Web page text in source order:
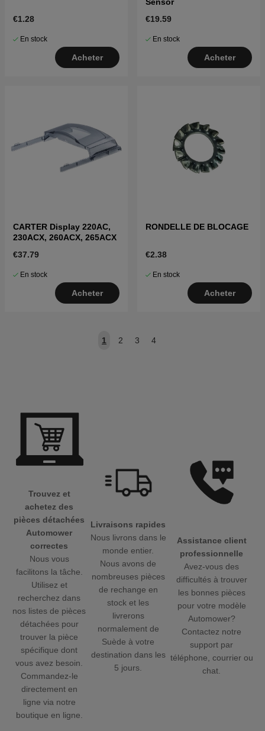
€1.28
En stock
Acheter
Sensor
€19.59
En stock
Acheter
CARTER Display 220AC,
230ACX, 260ACX, 265ACX
€37.79
En stock
Acheter
RONDELLE DE BLOCAGE
€2.38
En stock
Acheter
1 2 3 4
Trouvez et
achetez des
pièces détachées
Automower
correctes
Nous vous
facilitons la tâche.
Utilisez et
recherchez dans
nos listes de pièces
détachées pour
trouver la pièce
spécifique dont
vous avez besoin.
Commandez-le
directement en
ligne via notre
boutique en ligne.
Livraisons rapides
Nous livrons dans le
monde entier.
Nous avons de
nombreuses pièces
de rechange en
stock et les
livrerons
normalement de
Suède à votre
destination dans les
5 jours.
Assistance client
professionnelle
Avez-vous des
difficultés à trouver
les bonnes pièces
pour votre modèle
Automower?
Contactez notre
support par
téléphone, courrier ou
chat.